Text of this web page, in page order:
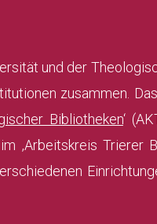
und der
zusammen. Das
Bibliotheken‘
im ‚Arbeitskreis Trierer